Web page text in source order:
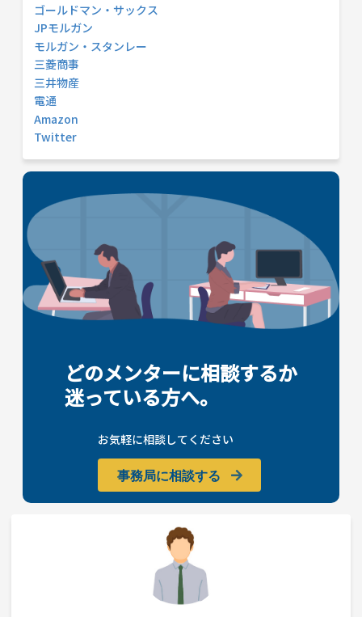
ゴールドマン・サックス
JPモルガン
モルガン・スタンレー
三菱商事
三井物産
電通
Amazon
Twitter
どのメンターに相談するか
迷っている方へ。
お気軽に相談してください
事務局に相談する